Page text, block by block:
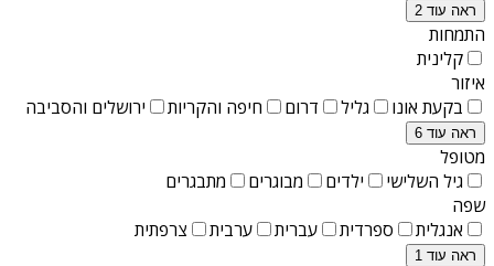
ראה עוד 2
התמחות
קלינית
איזור
בקעת אונו
גליל דרום חיפה והקריות ירושלים והסביבה
ראה עוד 6
מטופל
גיל השלישי
ילדים מבוגרים
מתבגרים
שפה
אנגלית
ספרדית עברית ערבית צרפתית
ראה עוד 1